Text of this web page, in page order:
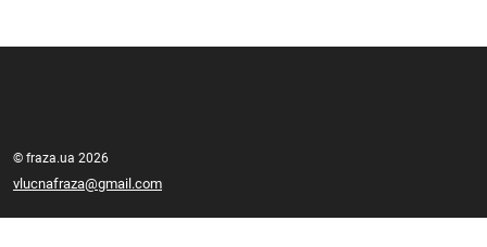
© fraza.ua 2026
vlucnafraza@gmail.com